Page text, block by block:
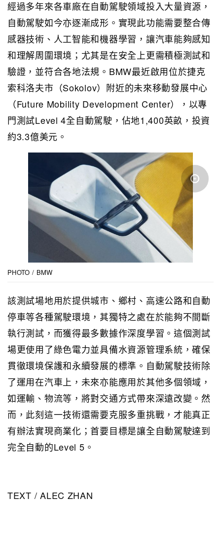
經過多年來各車廠在自動駕駛領域投入大量資源，
自動駕駛如今亦逐漸成形。實現此功能需要整合傳
感器技術、人工智能和機器學習，讓汽車能夠感知
和理解周圍環境；尤其是在安全上更需積極測試和
驗證，並符合各地法規。BMW最近啟用位於捷克
索科洛夫市（Sokolov）附近的未來移動發展中心
（Future Mobility Development Center），以專
門測試Level 4全自動駕駛，佔地1,400英畝，投資
約3.3億美元。
PHOTO / BMW
該測試場地用於提供城市、鄉村、高速公路和自動
停車等各種駕駛環境，其獨特之處在於能夠不間斷
執行測試，而獲得最多數據作深度學習。這個測試
場更使用了綠色電力並具備水資源管理系統，確保
貫徹環境保護和永續發展的標準。自動駕駛技術除
了運用在汽車上，未來亦能應用於其他多個領域，
如運輸、物流等，將對交通方式帶來深遠改變。然
而，此刻這一技術還需要克服多重挑戰，才能真正
有辦法實現商業化；首要目標是讓全自動駕駛達到
完全自動的Level 5。
TEXT / ALEC ZHAN